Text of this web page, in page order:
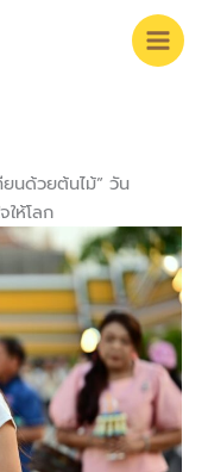
นด้วยต้นไม้” วัน
ห้โลก